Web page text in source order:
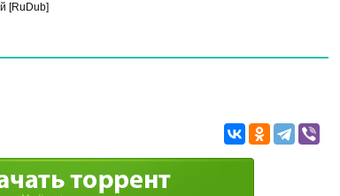
[RuDub]